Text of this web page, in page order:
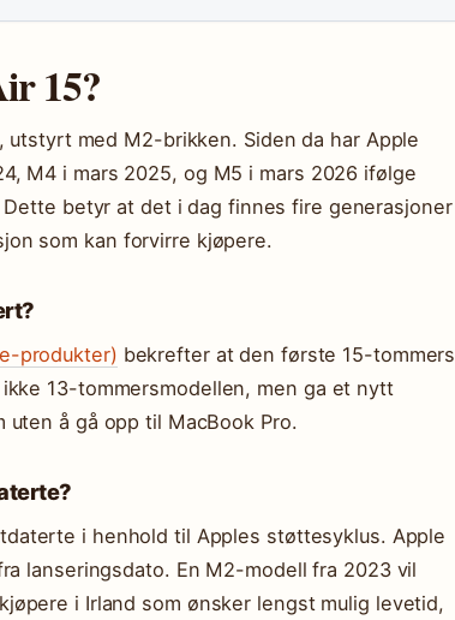
15?
med M2-brikken. Siden da har Apple
M4 i mars 2025, og M5 i mars 2026 ifølge
Dette betyr at det i dag finnes fire generasjoner
som kan forvirre kjøpere.
produkter) bekrefter at den første 15-tommers
13-tommersmodellen, men ga et nytt
å gå opp til MacBook Pro.
i henhold til Apples støttesyklus. Apple
lanseringsdato. En M2-modell fra 2023 vil
i Irland som ønsker lengst mulig levetid,